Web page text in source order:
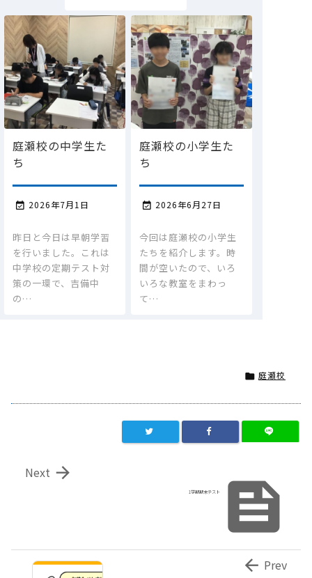
庭瀬校の中学生た
ち
 2026年7月1日
昨日と今日は早朝学習
を行いました。これは
中学校の定期テスト対
策の一環で、吉備中
の…
庭瀬校の小学生た
ち
 2026年6月27日
今回は庭瀬校の小学生
たちを紹介します。時
間が空いたので、いろ
いろな教室をまわっ
て…
 庭瀬校

1学期期末テスト

Next
 Prev